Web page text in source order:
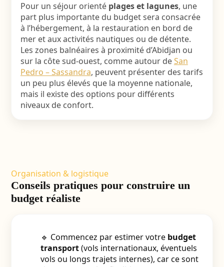
Pour un séjour orienté plages et lagunes, une
part plus importante du budget sera consacrée
à l’hébergement, à la restauration en bord de
mer et aux activités nautiques ou de détente.
Les zones balnéaires à proximité d’Abidjan ou
sur la côte sud-ouest, comme autour deSan
Pedro – Sassandra, peuvent présenter des tarifs
un peu plus élevés que la moyenne nationale,
mais il existe des options pour différents
niveaux de confort.
Organisation & logistique
Conseils pratiques pour construire un
budget réaliste
🔹 Commencez par estimer votre budget
transport(vols internationaux, éventuels
vols ou longs trajets internes), car ce sont